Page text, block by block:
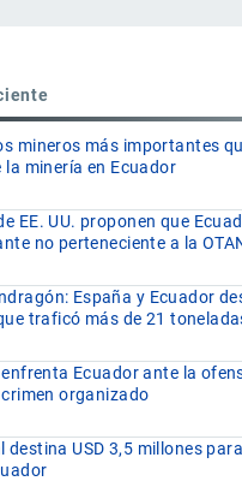
mineros más importantes
la minería en Ecuador
EE. UU. proponen que
no perteneciente a la
España y Ecuador
traficó más de 21
Ecuador ante la
organizado
destina USD 3,5 millones